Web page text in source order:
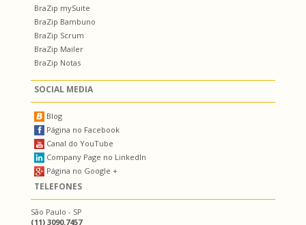
BraZip mySuite
BraZip Bambuno
BraZip Scrum
BraZip Mailer
BraZip Notas
SOCIAL MEDIA
Blog
Página no Facebook
Canal do YouTube
Company Page no LinkedIn
Página no Google +
TELEFONES
São Paulo - SP
(11) 3090.7457